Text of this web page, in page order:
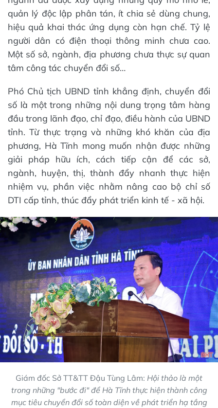
quản lý độc lập phân tán, ít chia sẻ dùng chung,
hiệu quả khai thác ứng dụng còn hạn chế. Tỷ lệ
người dân có điện thoại thông minh chưa cao.
Một số sở, ngành, địa phương chưa thực sự quan
tâm công tác chuyển đổi số…
Phó Chủ tịch UBND tỉnh khẳng định, chuyển đổi
số là một trong những nội dung trọng tâm hàng
đầu trong lãnh đạo, chỉ đạo, điều hành của UBND
tỉnh. Từ thực trạng và những khó khăn của địa
phương, Hà Tĩnh mong muốn nhận được những
giải pháp hữu ích, cách tiếp cận để các sở,
ngành, huyện, thị, thành đẩy nhanh thực hiện
nhiệm vụ, phần việc nhằm nâng cao bộ chỉ số
DTI cấp tỉnh, thúc đẩy phát triển kinh tế - xã hội.
Giám đốc Sở TT&TT Đậu Tùng Lâm: Hội thảo là một
trong những "bước đi" để Hà Tĩnh thực hiện thành công
mục tiêu chuyển đổi số toàn diện về phát triển hạ tầng